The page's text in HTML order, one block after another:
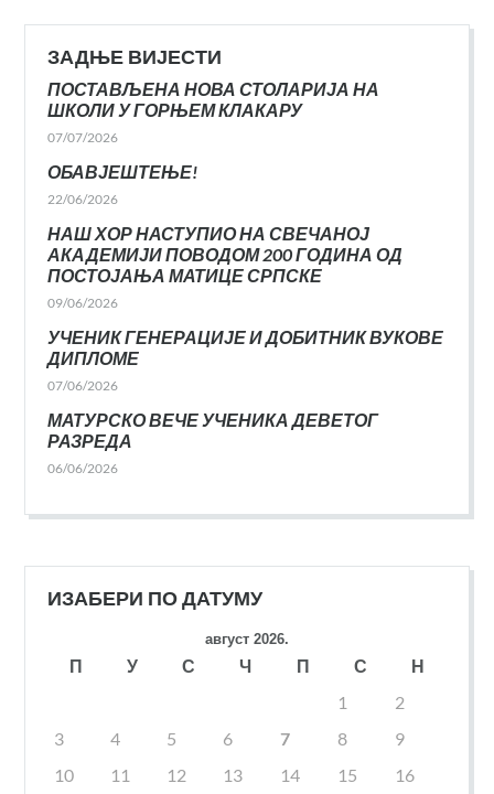
ЗАДЊЕ ВИЈЕСТИ
ПОСТАВЉЕНА НОВА СТОЛАРИЈА НА
ШКОЛИ У ГОРЊЕМ КЛАКАРУ
07/07/2026
ОБАВЈЕШТЕЊЕ!
22/06/2026
НАШ ХОР НАСТУПИО НА СВЕЧАНОЈ
АКАДЕМИЈИ ПОВОДОМ 200 ГОДИНА ОД
ПОСТОЈАЊА МАТИЦЕ СРПСКЕ
09/06/2026
УЧЕНИК ГЕНЕРАЦИЈЕ И ДОБИТНИК ВУКОВЕ
ДИПЛОМЕ
07/06/2026
МАТУРСКО ВЕЧЕ УЧЕНИКА ДЕВЕТОГ
РАЗРЕДА
06/06/2026
ИЗАБЕРИ ПО ДАТУМУ
август 2026.
П У С Ч П С
Н
1
2
3
4 5 6 7 8
9
10
11 12 13 14 15
16